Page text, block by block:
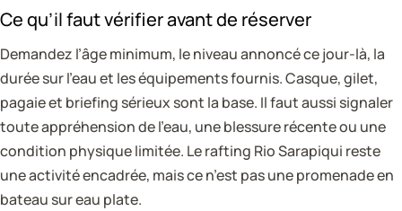
Ce qu’il faut vérifier avant de réserver
Demandez l’âge minimum, le niveau annoncé ce jour-là, la
durée sur l’eau et les équipements fournis. Casque, gilet,
pagaie et briefing sérieux sont la base. Il faut aussi signaler
toute appréhension de l’eau, une blessure récente ou une
condition physique limitée. Le rafting Rio Sarapiqui reste
une activité encadrée, mais ce n’est pas une promenade en
bateau sur eau plate.